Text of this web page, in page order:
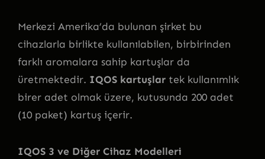
Merkezi Amerika’da bulunan şirket bu
cihazlarla birlikte kullanılabilen, birbirinden
farklı aromalara sahip kartuşlar da
üretmektedir. IQOS kartuşlar tek kullanımlık
birer adet olmak üzere, kutusunda 200 adet
(10 paket) kartuş içerir.
IQOS 3 ve Diğer Cihaz Modelleri